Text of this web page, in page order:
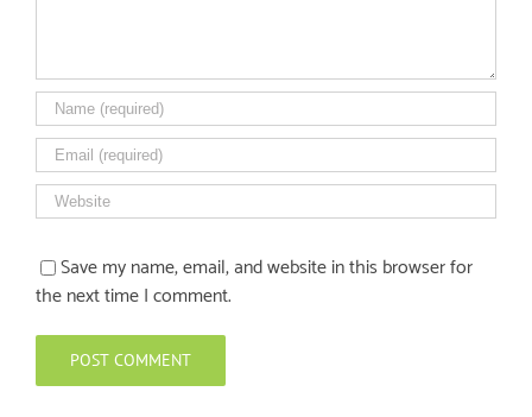
Save my name, email, and website in this browser for
the next time I comment.